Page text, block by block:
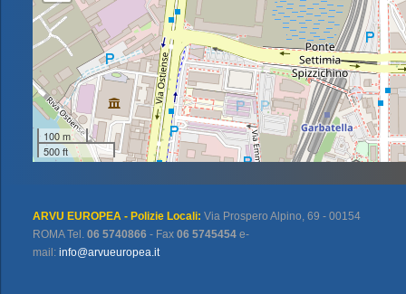
100 m
500 ft
ARVU EUROPEA - Polizie Locali: Via Prospero Alpino, 69 - 00154
ROMA Tel.06 5740866 - Fax06 5745454 e-
mail:info@arvueuropea.it